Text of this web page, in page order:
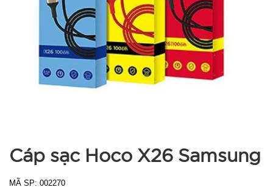
Cáp sạc Hoco X26 Samsung
MÃ SP: 002270
001168